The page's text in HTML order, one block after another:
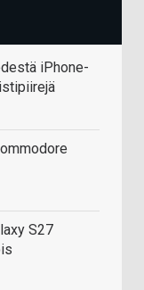
iPhone-
S27